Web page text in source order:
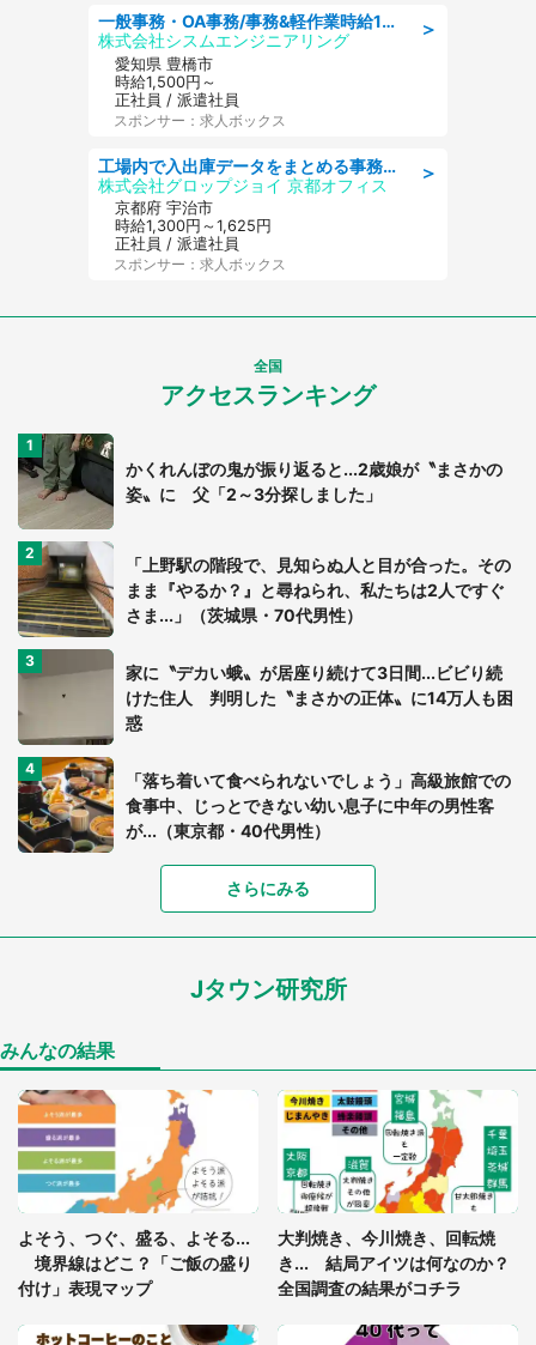
＞
一般事務・OA事務/事務&軽作業時給1500円土日祝休み各種社保完備
株式会社シスムエンジニアリング
愛知県 豊橋市
時給1,500円～
正社員 / 派遣社員
スポンサー：求人ボックス
＞
工場内で入出庫データをまとめる事務作業/車通勤OK/交通費支給/食堂あり
株式会社グロップジョイ 京都オフィス
京都府 宇治市
時給1,300円～1,625円
正社員 / 派遣社員
スポンサー：求人ボックス
全国
アクセスランキング
かくれんぼの鬼が振り返ると...2歳娘が〝まさかの
姿〟に 父「2～3分探しました」
「上野駅の階段で、見知らぬ人と目が合った。その
まま『やるか？』と尋ねられ、私たちは2人ですぐ
さま...」（茨城県・70代男性）
家に〝デカい蛾〟が居座り続けて3日間...ビビり続
けた住人 判明した〝まさかの正体〟に14万人も困
惑
「落ち着いて食べられないでしょう」高級旅館での
食事中、じっとできない幼い息子に中年の男性客
が...（東京都・40代男性）
「富豪すぎ」1歳息子の〝店頭駄々こね〟の内容に1.
7万人驚がく 「お菓子売り場ならまだしも...」「ハ
ードル高い」
あまりにも四角すぎる猫、激写される 「これもう
「閉所恐怖症の私は新幹線で大パニック。隣席の青
年に『手を繋いで』とお願いしたら...」 体験談に
8万人感動
グっちゃってた〝野生の野菜〟に6.5万人戦慄
「○○がない街に住んでいます」住人の呟きに30万
さらにみる
Jタウン研究所
みんなの結果
よそう、つぐ、盛る、よそる...
境界線はどこ？「ご飯の盛り
付け」表現マップ
大判焼き、今川焼き、回転焼
き... 結局アイツは何なのか？
全国調査の結果がコチラ